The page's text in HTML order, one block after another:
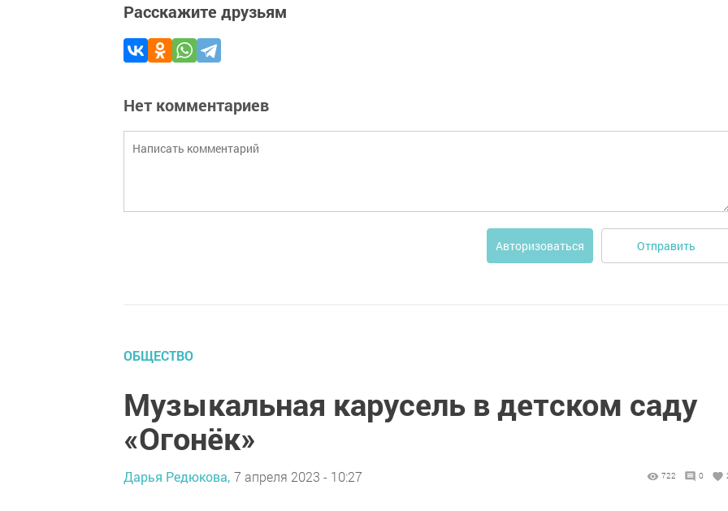
Расскажите друзьям
Нет комментариев
Авторизоваться Отправить
ОБЩЕСТВО
Музыкальная карусель в детском саду
«Огонёк»
Дарья Редюкова, 7 апреля 2023 - 10:27 722 0